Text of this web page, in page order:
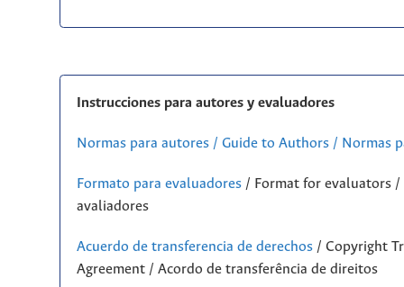
Instrucciones para autores y evaluadores
Normas para autores / Guide to Authors / Normas
Formato para evaluadores/ Format for evaluators /
avaliadores
Acuerdo de transferencia de derechos/ Copyright
Agreement / Acordo de transferência de direitos